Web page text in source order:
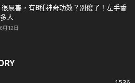
很厲害，有8種神奇功效？別傻了！左手香
人
月12日